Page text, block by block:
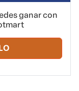
ganar con